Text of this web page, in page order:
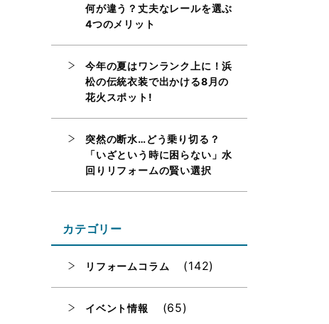
何が違う？丈夫なレールを選ぶ
4つのメリット
今年の夏はワンランク上に！浜
松の伝統衣装で出かける8月の
花火スポット!
突然の断水…どう乗り切る？
「いざという時に困らない」水
回りリフォームの賢い選択
カテゴリー
リフォームコラム (142)
イベント情報 (65)